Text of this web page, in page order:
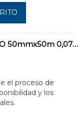
CINTA DE ALUMINIO 50mmx50m 0,07mm BLANCO
el proceso de
y los